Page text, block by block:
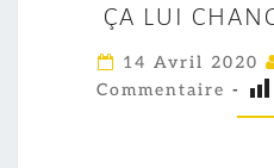
ÇA LUI
14 Avril 2020
Commentaire -